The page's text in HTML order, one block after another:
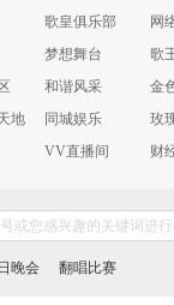
歌皇俱乐部
网
梦想舞台
歌
和谐风采
金
地 同城娱乐
玫
VV直播间
财
晚会 翻唱比赛